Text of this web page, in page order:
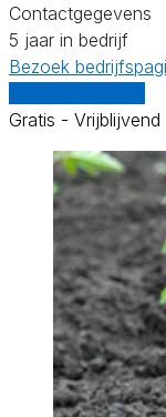
Contactgegevens
5 jaar in bedrijf
Bezoek
Gratis - Vrijblijvend